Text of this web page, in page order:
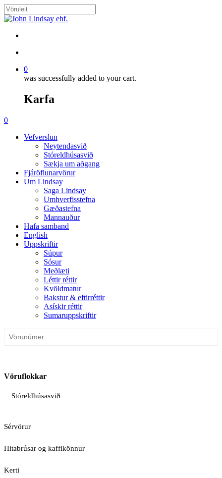
Skip
to
content
Close
0
was successfully added to your cart.
Karfa
Menu
search
account
0
Vefverslun
Neytendasvið
Stóreldhúsasvið
Sækja um aðgang
Fjáröflunarvörur
Um Lindsay
Saga Lindsay
Umhverfisstefna
Gæðastefna
Mannauður
Hafa samband
English
Uppskriftir
Súpur
Sósur
Meðlæti
Léttir réttir
Kvöldmatur
Bakstur & eftirréttir
Asískir réttir
Sumaruppskriftir
Vöruflokkar
Stóreldhúsasvið
Sérvörur
Hitabrúsar og kaffikönnur
Kerti